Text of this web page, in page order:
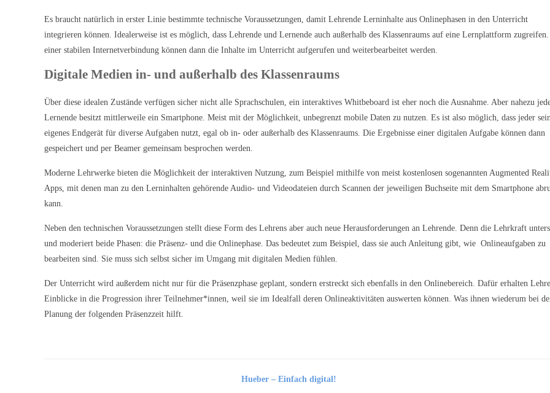
Es braucht natürlich in erster Linie bestimmte technische Voraussetzungen, damit Lehrende Lerninhalte aus Onlinephasen in den Unterricht
integrieren können. Idealerweise ist es möglich, dass Lehrende und Lernende auch außerhalb des Klassenraums auf eine Lernplattform
einer stabilen Internetverbindung können dann die Inhalte im Unterricht aufgerufen und weiterbearbeitet werden.
Digitale Medien in- und außerhalb des Klassenraums
Über diese idealen Zustände verfügen sicher nicht alle Sprachschulen, ein interaktives Whitbeboard ist eher noch die Ausnahme. Aber nahezu
Lernende besitzt mittlerweile ein Smartphone. Meist mit der Möglichkeit, unbegrenzt mobile Daten zu nutzen. Es ist also möglich, dass jeder
eigenes Endgerät für diverse Aufgaben nutzt, egal ob in- oder außerhalb des Klassenraums. Die Ergebnisse einer digitalen Aufgabe können dann
gespeichert und per Beamer gemeinsam besprochen werden.
Moderne Lehrwerke bieten die Möglichkeit der interaktiven Nutzung, zum Beispiel mithilfe von meist kostenlosen sogenannten Augmented
Apps, mit denen man zu den Lerninhalten gehörende Audio- und Videodateien durch Scannen der jeweiligen Buchseite mit dem Smartphone
kann.
Neben den technischen Voraussetzungen stellt diese Form des Lehrens aber auch neue Herausforderungen an Lehrende. Denn die Lehrkraft
und moderiert beide Phasen: die Präsenz- und die Onlinephase. Das bedeutet zum Beispiel, dass sie auch Anleitung gibt, wie Onlineaufgaben zu
bearbeiten sind. Sie muss sich selbst sicher im Umgang mit digitalen Medien fühlen.
Der Unterricht wird außerdem nicht nur für die Präsenzphase geplant, sondern erstreckt sich ebenfalls in den Onlinebereich. Dafür erhalten
Einblicke in die Progression ihrer Teilnehmer*innen, weil sie im Idealfall deren Onlineaktivitäten auswerten können. Was ihnen wiederum bei
Planung der folgenden Präsenzzeit hilft.
Hueber – Einfach digital!